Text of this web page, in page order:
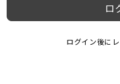
ロ
ログイン後に